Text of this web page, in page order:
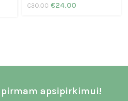
€30.00 €24.00
pirmam apsipirkimui!